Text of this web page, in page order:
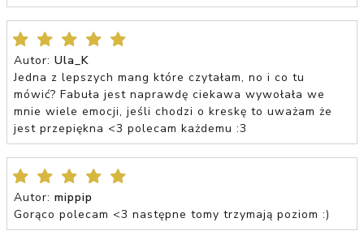
Autor: Ula_K
Jedna z lepszych mang które czytałam, no i co tu
mówić? Fabuła jest naprawdę ciekawa wywołała we
mnie wiele emocji, jeśli chodzi o kreskę to uważam że
jest przepiękna <3 polecam każdemu :3
Autor: mippip
Gorąco polecam <3 następne tomy trzymają poziom :)